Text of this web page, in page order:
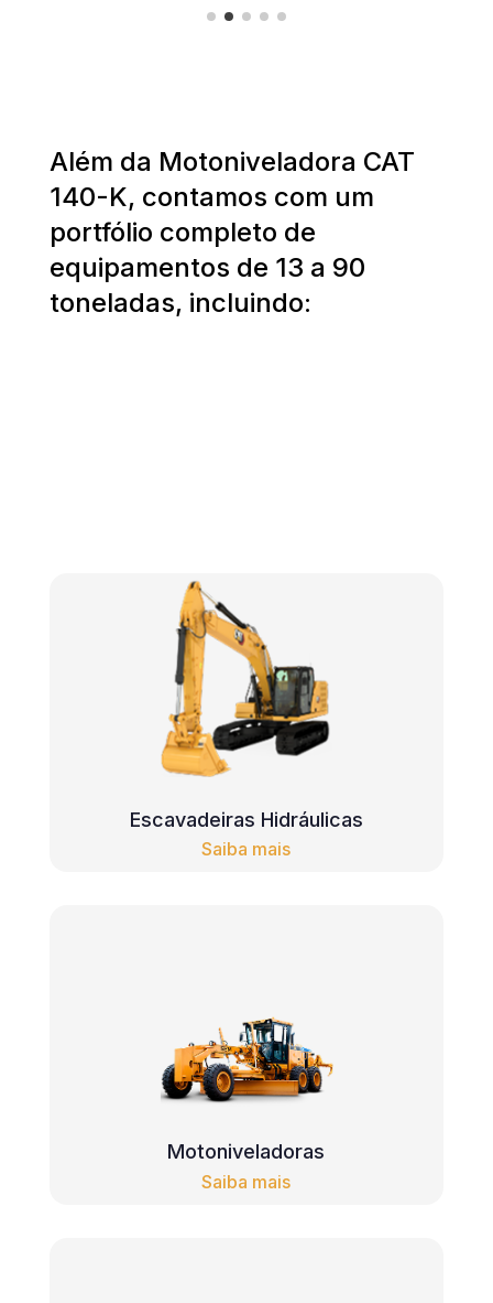
Além da Motoniveladora CAT
140-K, contamos com um
portfólio completo de
equipamentos de 13 a 90
toneladas, incluindo:
Escavadeiras Hidráulicas
Saiba mais
Motoniveladoras
Saiba mais